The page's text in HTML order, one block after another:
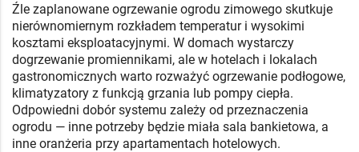
Źle zaplanowane ogrzewanie ogrodu zimowego skutkuje
nierównomiernym rozkładem temperatur i wysokimi
kosztami eksploatacyjnymi. W domach wystarczy
dogrzewanie promiennikami, ale w hotelach i lokalach
gastronomicznych warto rozważyć ogrzewanie podłogowe,
klimatyzatory z funkcją grzania lub pompy ciepła.
Odpowiedni dobór systemu zależy od przeznaczenia
ogrodu — inne potrzeby będzie miała sala bankietowa, a
inne oranżeria przy apartamentach hotelowych.